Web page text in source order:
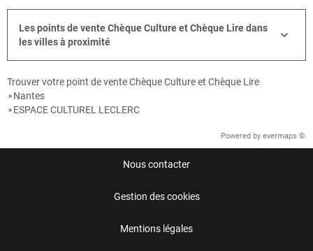
Les points de vente Chèque Culture et Chèque Lire dans
les villes à proximité
Trouver votre point de vente Chèque Culture et Chèque Lire
> Nantes
> ESPACE CULTUREL LECLERC
Powered by evermaps ©
Nous contacter
Gestion des cookies
Mentions légales